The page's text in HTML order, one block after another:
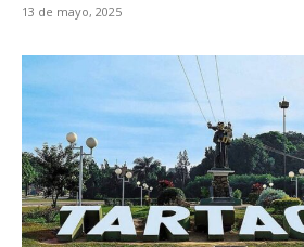
13 de mayo, 2025